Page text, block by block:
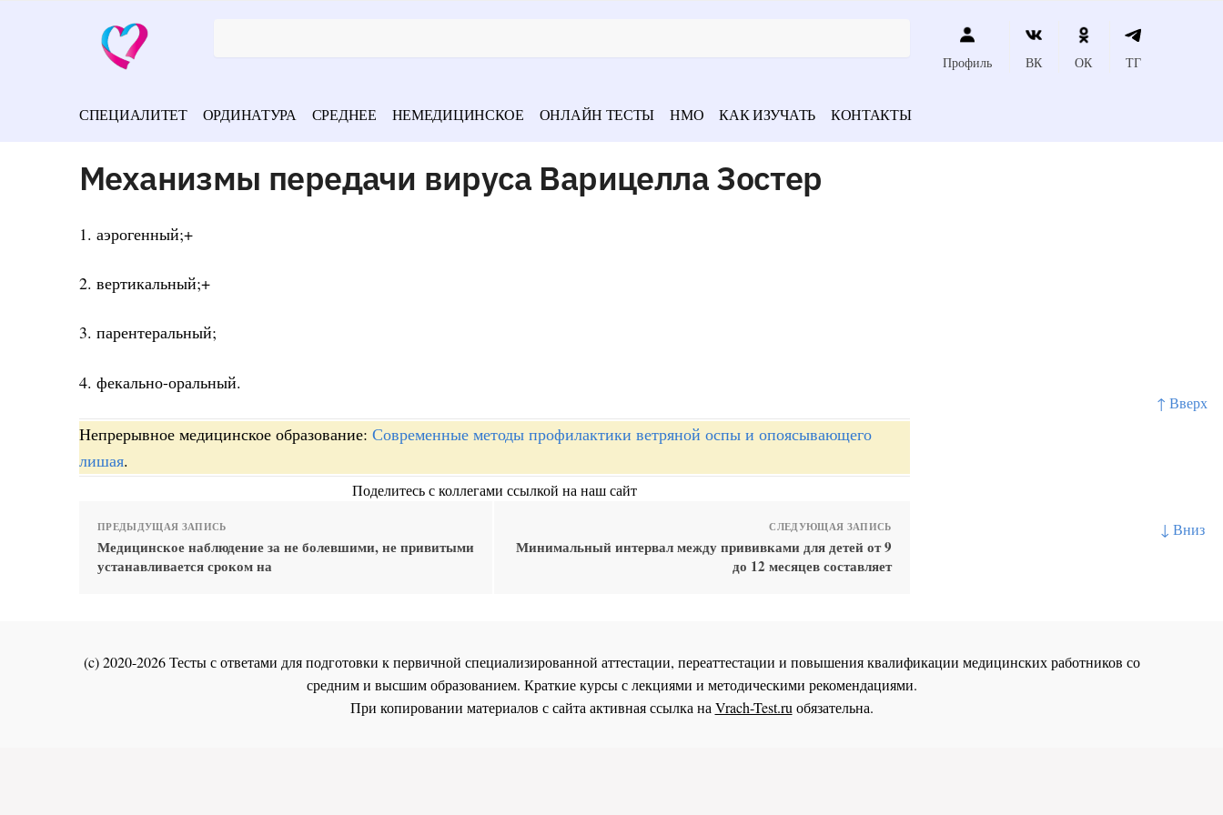
↑ Вверх
↓ Вниз
Профиль ВК ОК ТГ
СПЕЦИАЛИТЕТ ОРДИНАТУРА СРЕДНЕЕ НЕМЕДИЦИНСКОЕ ОНЛАЙН ТЕСТЫ НМО КАК ИЗУЧАТЬ КОНТАКТЫ
Механизмы передачи вируса Варицелла Зостер
1. аэрогенный;+
2. вертикальный;+
3. парентеральный;
4. фекально-оральный.
Непрерывное медицинское образование: Современные методы профилактики ветряной оспы и опоясывающего
лишая.
Поделитесь с коллегами ссылкой на наш сайт
ПРЕДЫДУЩАЯ ЗАПИСЬ
Медицинское наблюдение за не болевшими, не привитыми
устанавливается сроком на
СЛЕДУЮЩАЯ ЗАПИСЬ
Минимальный интервал между прививками для детей от 9
до 12 месяцев составляет
(c) 2020-2026 Тесты с ответами для подготовки к первичной специализированной аттестации, переаттестации и повышения квалификации медицинских работников со
средним и высшим образованием. Краткие курсы с лекциями и методическими рекомендациями.
При копировании материалов с сайта активная ссылка наVrach-Test.ruобязательна.